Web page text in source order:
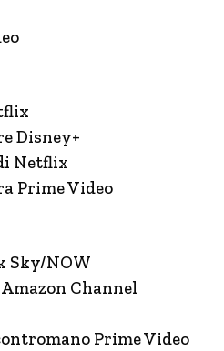
Disney+
Netflix
Prime Video
Sky/NOW
Channel
Prime Video